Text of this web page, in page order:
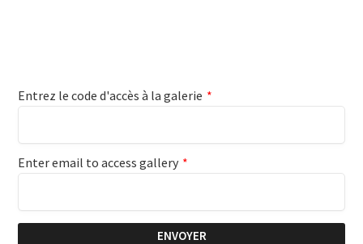
Entrez le code d'accès à la galerie *
Enter email to access gallery *
ENVOYER